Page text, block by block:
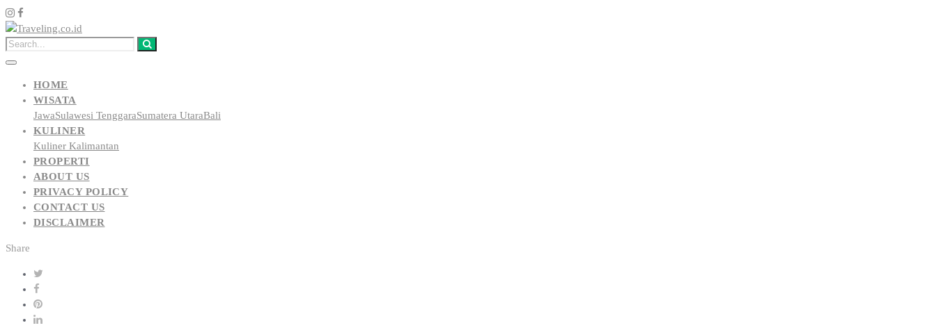
HOME
WISATA
JawaSulawesi TenggaraSumatera UtaraBali
KULINER
Kuliner Kalimantan
PROPERTI
ABOUT US
PRIVACY POLICY
CONTACT US
DISCLAIMER
Share